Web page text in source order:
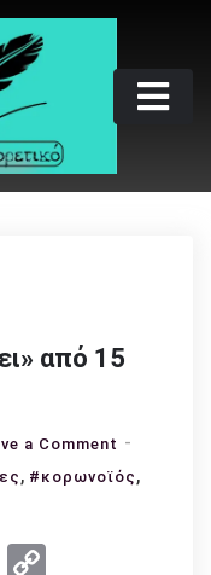
από 15
a Comment on
Άρση
, #κορωνοϊός ,
Email